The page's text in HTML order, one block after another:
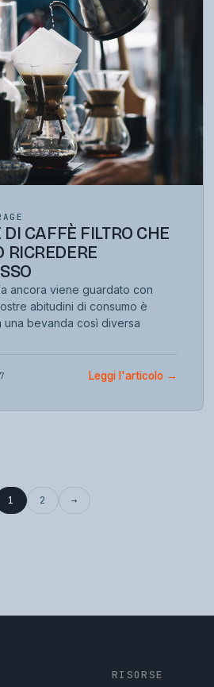
DI CAFFÈ FILTRO CHE
RICREDERE
ancora viene guardato con
abitudini di consumo è
una bevanda così diversa
Leggi l'articolo →
1 2 →
RISORSE